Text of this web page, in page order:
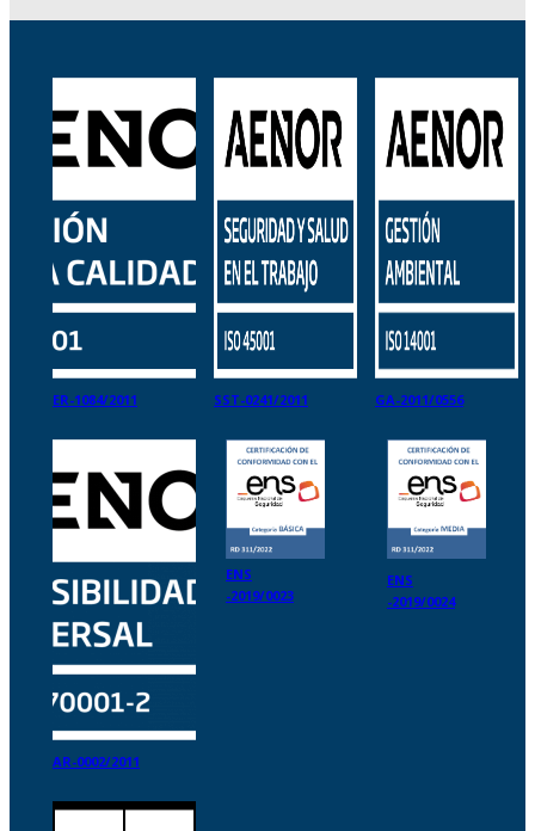
ER-1084/2011 SST-0241/2011 GA-2011/0556
AR-0002/2011
ENS
-2019/0023
ENS
-2019/0024